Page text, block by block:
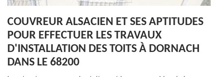
COUVREUR ALSACIEN ET SES APTITUDES
POUR EFFECTUER LES TRAVAUX
D'INSTALLATION DES TOITS À DORNACH
DANS LE 68200